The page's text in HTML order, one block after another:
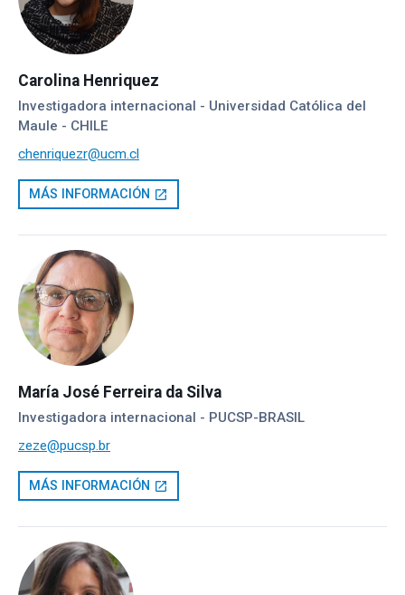
Carolina Henriquez
Investigadora internacional - Universidad Católica del
Maule - CHILE
chenriquezr@ucm.cl
MÁS INFORMACIÓN open_in_new
María José Ferreira da Silva
Investigadora internacional - PUCSP-BRASIL
zeze@pucsp.br
MÁS INFORMACIÓN open_in_new